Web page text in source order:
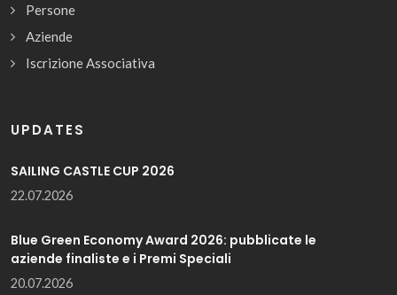
Persone
Aziende
Iscrizione Associativa
UPDATES
SAILING CASTLE CUP 2026
22.07.2026
Blue Green Economy Award 2026: pubblicate le
aziende finaliste e i Premi Speciali
20.07.2026